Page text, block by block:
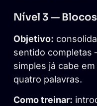
Nível 3 —
Objetivo:
sentido completas
simples já cabe
quatro palavras.
Como treinar: